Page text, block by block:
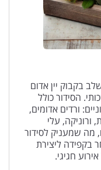
בקבוק יין אדום
הסידור כולל
ורדים אדומים,
ורוניקה, עלי
מה שמעניק לסידור
בקפידה ליצירת
חגיגי.